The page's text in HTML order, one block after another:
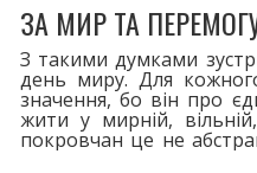
ЗА МИР ТА
З такими думками
день миру. Для
значення, бо він про
жити у мирній,
покровчан це не